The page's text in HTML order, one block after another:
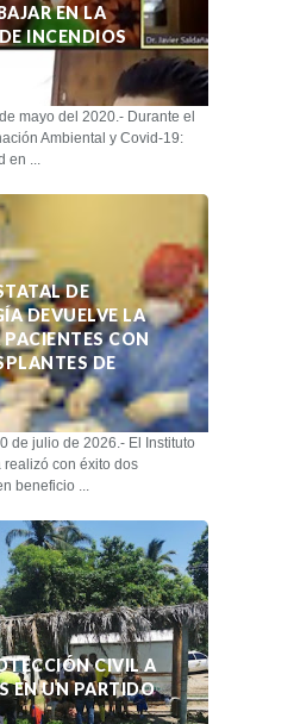
EN LA
INCENDIOS
mayo del 2020.- Durante el
Ambiental y Covid-19:
en ...
DE
DEVUELVE LA
CON
DE
de julio de 2026.- El Instituto
realizó con éxito dos
beneficio ...
CIVIL A
EN UN PARTIDO